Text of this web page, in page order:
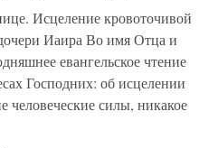
Исцеление кровоточивой
Иаира Во имя Отца и
евангельское чтение
Господних: об исцелении
силы, никакое